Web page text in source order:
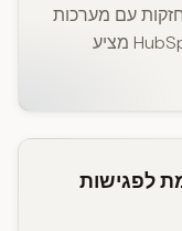
חזקות עם מערכות
CRM כמו Salesforce ו-HubSpot, tl;dv מציע
לפגישות